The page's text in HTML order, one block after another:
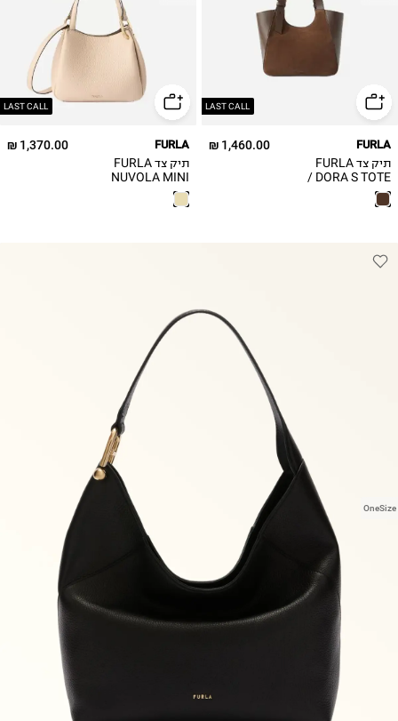
LAST CALL
1,460.00 ₪ FURLA
תיק צד FURLA
DORA S TOTE /
נשים
LAST CALL
1,370.00 ₪ FURLA
תיק צד FURLA
NUVOLA MINI
TOTE / נשים
OneSize